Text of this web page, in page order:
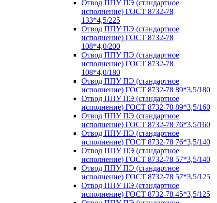
Отвод ППУ ПЭ (стандартное
исполнение) ГОСТ 8732-78
133*4,5/225
Отвод ППУ ПЭ (стандартное
исполнение) ГОСТ 8732-78
108*4,0/200
Отвод ППУ ПЭ (стандартное
исполнение) ГОСТ 8732-78
108*4,0/180
Отвод ППУ ПЭ (стандартное
исполнение) ГОСТ 8732-78 89*3,5/180
Отвод ППУ ПЭ (стандартное
исполнение) ГОСТ 8732-78 89*3,5/160
Отвод ППУ ПЭ (стандартное
исполнение) ГОСТ 8732-78 76*3,5/160
Отвод ППУ ПЭ (стандартное
исполнение) ГОСТ 8732-78 76*3,5/140
Отвод ППУ ПЭ (стандартное
исполнение) ГОСТ 8732-78 57*3,5/140
Отвод ППУ ПЭ (стандартное
исполнение) ГОСТ 8732-78 57*3,5/125
Отвод ППУ ПЭ (стандартное
исполнение) ГОСТ 8732-78 45*3,5/125